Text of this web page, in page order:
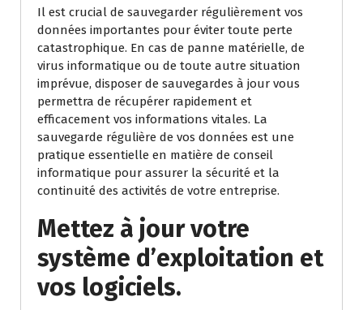
Il est crucial de sauvegarder régulièrement vos
données importantes pour éviter toute perte
catastrophique. En cas de panne matérielle, de
virus informatique ou de toute autre situation
imprévue, disposer de sauvegardes à jour vous
permettra de récupérer rapidement et
efficacement vos informations vitales. La
sauvegarde régulière de vos données est une
pratique essentielle en matière de conseil
informatique pour assurer la sécurité et la
continuité des activités de votre entreprise.
Mettez à jour votre
système d’exploitation et
vos logiciels.